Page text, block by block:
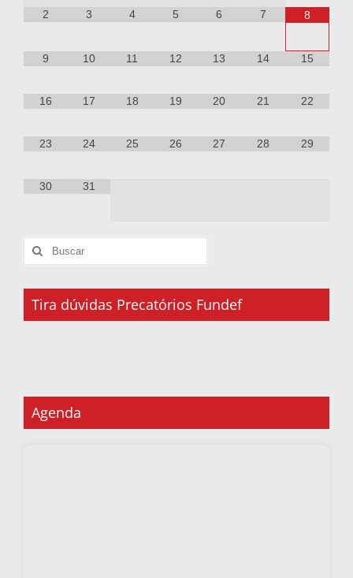
2 3 4 5 6 7 8
9 10 11 12 13 14 15
16 17 18 19 20 21 22
23 24 25 26 27 28 29
30 31
Tira dúvidas Precatórios Fundef
Agenda